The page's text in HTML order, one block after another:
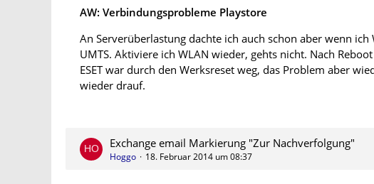
AW: Verbindungsprobleme Playstore
An Serverüberlastung dachte ich auch schon aber wenn
UMTS. Aktiviere ich WLAN wieder, gehts nicht. Nach
ESET war durch den Werksreset weg, das Problem aber
wieder drauf.
Exchange email Markierung "Zur Nachverfolgung"
Hoggo 18. Februar 2014 um 08:37